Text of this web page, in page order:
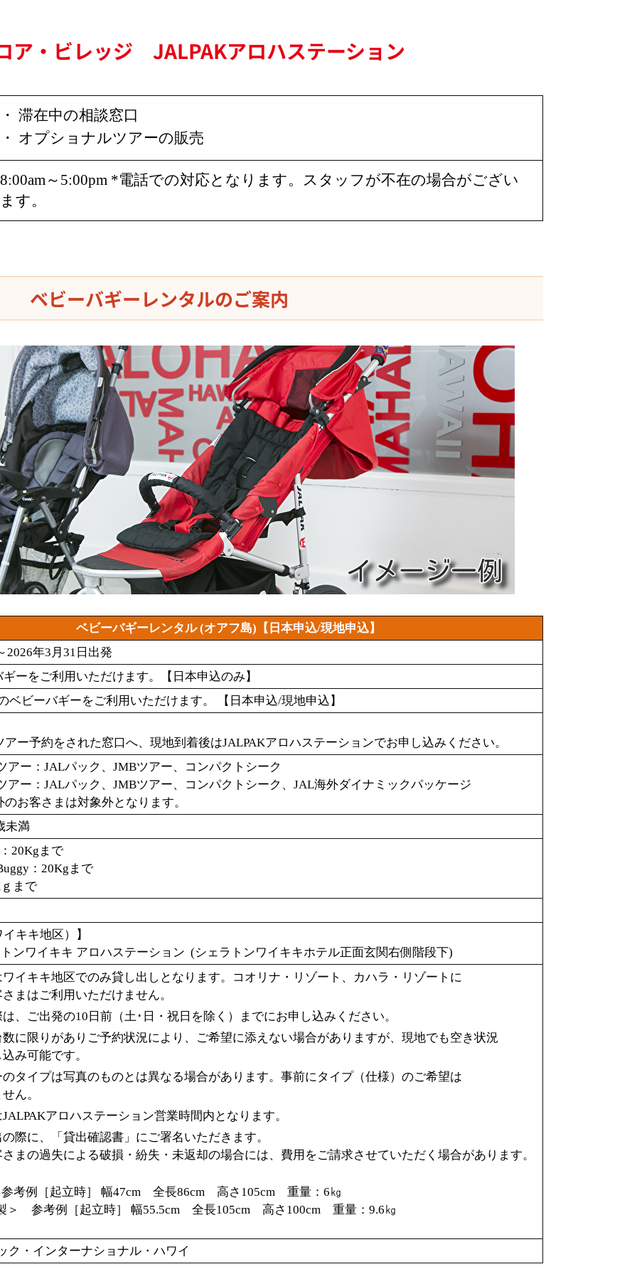
ア・ビレッジ JALPAKアロハステーション
・ 滞在中の相談窓口
・ オプショナルツアーの販売
8:00am～5:00pm *電話での対応となります。スタッフが不在の場合がござい
ます。
ベビーバギーレンタルのご案内
ベビーバギーレンタル (オアフ島)【日本申込/現地申込】
2026年3月31日出発
ギーをご利用いただけます。【日本申込のみ】
ベビーバギーをご利用いただけます。 【日本申込/現地申込】
ー予約をされた窓口へ、現地到着後はJALPAKアロハステーションでお申し込みください。
アー：JALパック、JMBツアー、コンパクトシーク
アー：JALパック、JMBツアー、コンパクトシーク、JAL海外ダイナミックパッケージ
お客さまは対象外となります。
未満
20Kgまで
：20Kgまで
まで
キキ地区）】
ンワイキキ アロハステーション (シェラトンワイキキホテル正面玄関右側階段下)
イキキ地区でのみ貸し出しとなります。コオリナ・リゾート、カハラ・リゾートに
まはご利用いただけません。
、ご出発の10日前（土･日・祝日を除く）までにお申し込みください。
に限りがありご予約状況により、ご希望に添えない場合がありますが、現地でも空き状況
み可能です。
タイプは写真のものとは異なる場合があります。事前にタイプ（仕様）のご希望は
ん。
アロハステーション営業時間内となります。
際に、「貸出確認書」にご署名いただきます。
まの過失による破損・紛失・未返却の場合には、費用をご請求させていただく場合があります。
考例［起立時］ 幅47cm 全長86cm 高さ105cm 重量：6㎏
＞ 参考例［起立時］ 幅55.5cm 全長105cm 高さ100cm 重量：9.6㎏
ク・インターナショナル・ハワイ